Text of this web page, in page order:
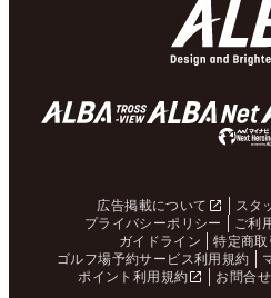
広告掲載について スタ
プライバシーポリシー
ご利
ガイドライン
特定商
ゴルフ場予約サービス利用規約
ポイント利用規約
お問合せ